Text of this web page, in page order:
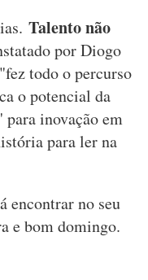
Talento não
por Diogo
todo o percurso
o potencial da
inovação em
para ler na
encontrar no seu
e bom domingo.